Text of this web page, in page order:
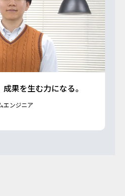
果を生む力になる。
エンジニア